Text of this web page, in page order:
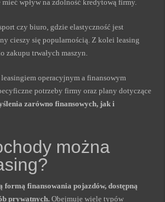
wpływ na zdolność kredytową firmy.
czy biuro, gdzie elastyczność jest
cieszy się popularnością. Z kolei leasing
zakupu trwałych maszyn.
operacyjnym a finansowym
potrzeby firmy oraz plany dotyczące
zarówno finansowych, jak i
można
formą finansowania pojazdów, dostępną
prywatnych. Obejmuje wiele typów